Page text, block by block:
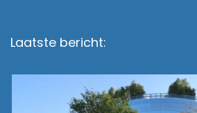
Laatste bericht: